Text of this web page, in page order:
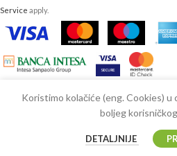
Service apply.
Koristimo kolačiće (eng. Cookies) u
boljeg
DETALJNIJE